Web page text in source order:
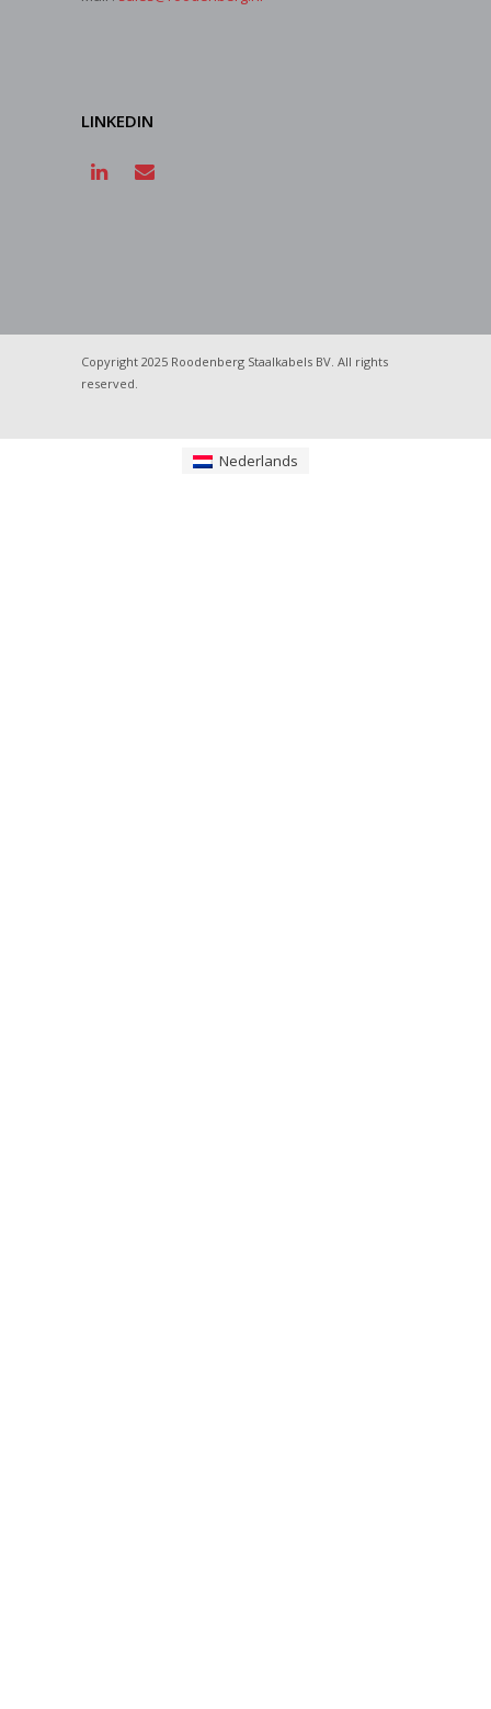
LINKEDIN
Copyright 2025 Roodenberg Staalkabels BV. All rights
reserved.
Nederlands